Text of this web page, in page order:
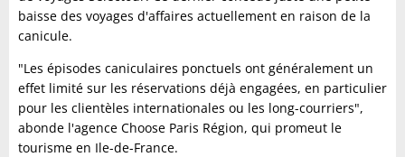
baisse des voyages d'affaires actuellement en raison de la
canicule.
"Les épisodes caniculaires ponctuels ont généralement un
effet limité sur les réservations déjà engagées, en particulier
pour les clientèles internationales ou les long-courriers",
abonde l'agence Choose Paris Région, qui promeut le
tourisme en Ile-de-France.